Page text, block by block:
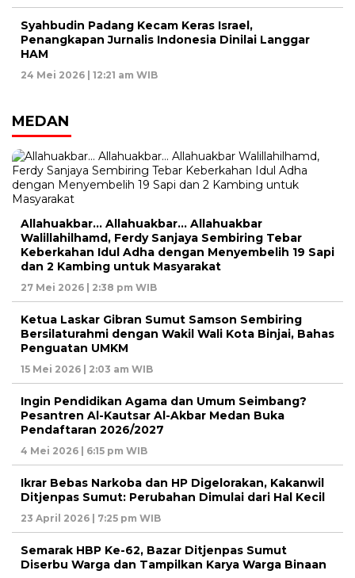
Syahbudin Padang Kecam Keras Israel,
Penangkapan Jurnalis Indonesia Dinilai Langgar
HAM
24 Mei 2026 | 12:21 am WIB
MEDAN
Allahuakbar… Allahuakbar… Allahuakbar
Walillahilhamd, Ferdy Sanjaya Sembiring Tebar
Keberkahan Idul Adha dengan Menyembelih 19 Sapi
dan 2 Kambing untuk Masyarakat
27 Mei 2026 | 2:38 pm WIB
Ketua Laskar Gibran Sumut Samson Sembiring
Bersilaturahmi dengan Wakil Wali Kota Binjai, Bahas
Penguatan UMKM
15 Mei 2026 | 2:03 am WIB
Ingin Pendidikan Agama dan Umum Seimbang?
Pesantren Al-Kautsar Al-Akbar Medan Buka
Pendaftaran 2026/2027
4 Mei 2026 | 6:15 pm WIB
Ikrar Bebas Narkoba dan HP Digelorakan, Kakanwil
Ditjenpas Sumut: Perubahan Dimulai dari Hal Kecil
23 April 2026 | 7:25 pm WIB
Semarak HBP Ke-62, Bazar Ditjenpas Sumut
Diserbu Warga dan Tampilkan Karya Warga Binaan